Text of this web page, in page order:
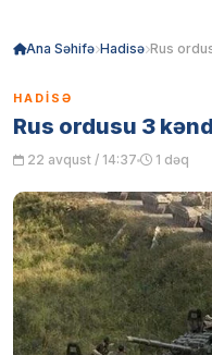
Ana Səhifə Hadisə Rus
HADISƏ
Rus ordusu 3
22 avqust / 14:37 1 dəq